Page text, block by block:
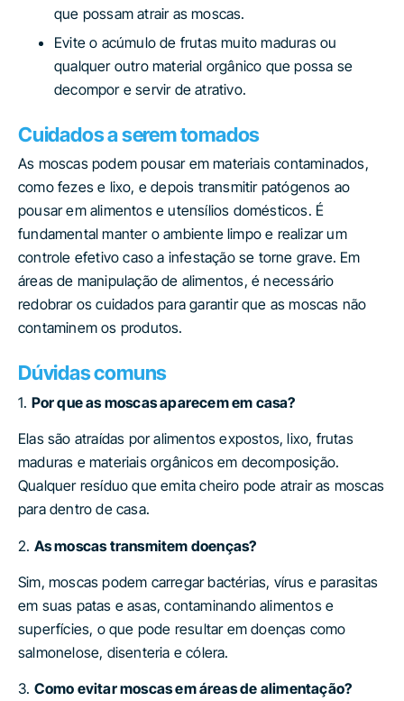
que possam atrair as moscas.
Evite o acúmulo de frutas muito maduras ou
qualquer outro material orgânico que possa se
decompor e servir de atrativo.
Cuidados a serem tomados
As moscas podem pousar em materiais contaminados,
como fezes e lixo, e depois transmitir patógenos ao
pousar em alimentos e utensílios domésticos. É
fundamental manter o ambiente limpo e realizar um
controle efetivo caso a infestação se torne grave. Em
áreas de manipulação de alimentos, é necessário
redobrar os cuidados para garantir que as moscas não
contaminem os produtos.
Dúvidas comuns
1. Por que as moscas aparecem em casa?
Elas são atraídas por alimentos expostos, lixo, frutas
maduras e materiais orgânicos em decomposição.
Qualquer resíduo que emita cheiro pode atrair as moscas
para dentro de casa.
2. As moscas transmitem doenças?
Sim, moscas podem carregar bactérias, vírus e parasitas
em suas patas e asas, contaminando alimentos e
superfícies, o que pode resultar em doenças como
salmonelose, disenteria e cólera.
3. Como evitar moscas em áreas de alimentação?